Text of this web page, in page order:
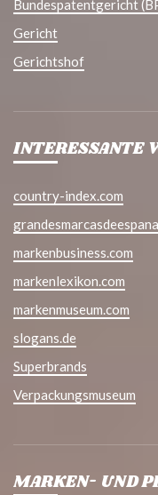
Bundespatentgericht
Gericht
Gerichtshof
INTERESSANTE
country-index.com
markenbusiness.com
markenlexikon.com
markenmuseum.com
slogans.de
Superbrands
Verpackungsmuseum
MARKEN- UND